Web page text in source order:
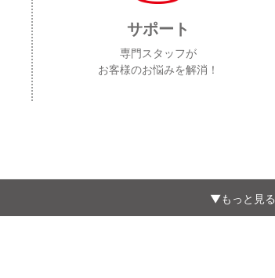
サポート
専門スタッフが
お客様のお悩みを解消！
もっと見る